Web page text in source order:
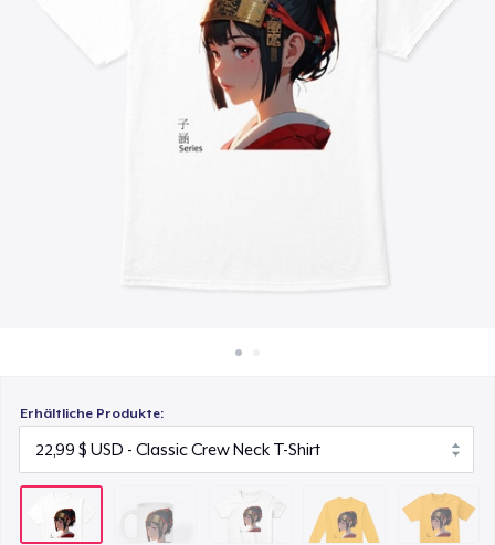
Überall verkaufen
Etwas verkaufen
Erhältliche Produkte:
Women's Classic Tee
Classic Long Sleeve Tee